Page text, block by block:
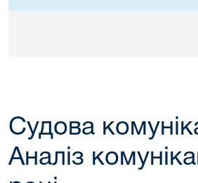
Судова
Аналіз